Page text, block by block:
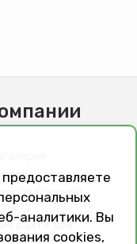
публичной
сайта для
аналитики. Вы
cookies,